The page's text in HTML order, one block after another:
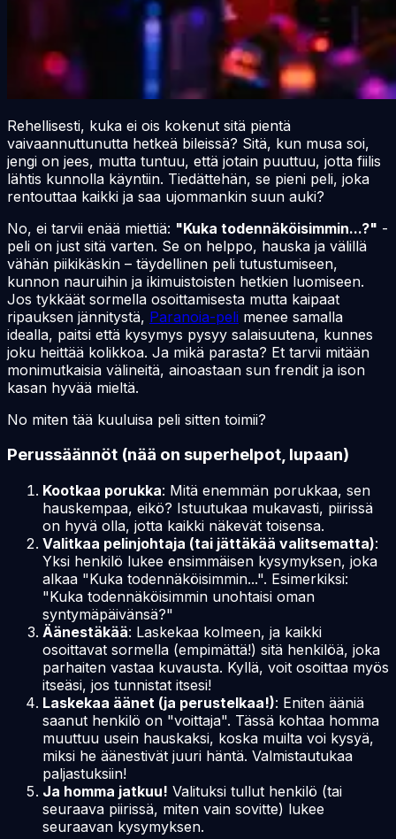
Rehellisesti, kuka ei ois kokenut sitä pientä
vaivaannuttunutta hetkeä bileissä? Sitä, kun musa soi,
jengi on jees, mutta tuntuu, että jotain puuttuu, jotta fiilis
lähtis kunnolla käyntiin. Tiedättehän, se pieni peli, joka
rentouttaa kaikki ja saa ujommankin suun auki?
No, ei tarvii enää miettiä: "Kuka todennäköisimmin...?" -
peli on just sitä varten. Se on helppo, hauska ja välillä
vähän piikikäskin – täydellinen peli tutustumiseen,
kunnon nauruihin ja ikimuistoisten hetkien luomiseen.
Jos tykkäät sormella osoittamisesta mutta kaipaat
ripauksen jännitystä, Paranoia-peli menee samalla
idealla, paitsi että kysymys pysyy salaisuutena, kunnes
joku heittää kolikkoa. Ja mikä parasta? Et tarvii mitään
monimutkaisia välineitä, ainoastaan sun frendit ja ison
kasan hyvää mieltä.
No miten tää kuuluisa peli sitten toimii?
Perussäännöt (nää on superhelpot, lupaan)
Kootkaa porukka: Mitä enemmän porukkaa, sen
hauskempaa, eikö? Istuutukaa mukavasti, piirissä
on hyvä olla, jotta kaikki näkevät toisensa.
Valitkaa pelinjohtaja (tai jättäkää valitsematta):
Yksi henkilö lukee ensimmäisen kysymyksen, joka
alkaa "Kuka todennäköisimmin...". Esimerkiksi:
"Kuka todennäköisimmin unohtaisi oman
syntymäpäivänsä?"
Äänestäkää: Laskekaa kolmeen, ja kaikki
osoittavat sormella (empimättä!) sitä henkilöä, joka
parhaiten vastaa kuvausta. Kyllä, voit osoittaa myös
itseäsi, jos tunnistat itsesi!
Laskekaa äänet (ja perustelkaa!): Eniten ääniä
saanut henkilö on "voittaja". Tässä kohtaa homma
muuttuu usein hauskaksi, koska muilta voi kysyä,
miksi he äänestivät juuri häntä. Valmistautukaa
paljastuksiin!
Ja homma jatkuu! Valituksi tullut henkilö (tai
seuraava piirissä, miten vain sovitte) lukee
seuraavan kysymyksen.